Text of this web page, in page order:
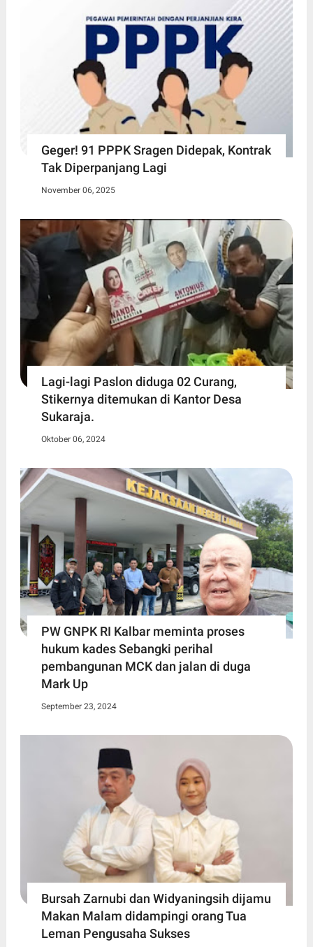
Geger! 91 PPPK Sragen Didepak, Kontrak
Tak Diperpanjang Lagi
November 06, 2025
Lagi-lagi Paslon diduga 02 Curang,
Stikernya ditemukan di Kantor Desa
Sukaraja.
Oktober 06, 2024
PW GNPK RI Kalbar meminta proses
hukum kades Sebangki perihal
pembangunan MCK dan jalan di duga
Mark Up
September 23, 2024
Bursah Zarnubi dan Widyaningsih dijamu
Makan Malam didampingi orang Tua
Leman Pengusaha Sukses